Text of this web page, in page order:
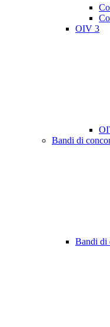
OIV 3
Bandi di
Bandi di